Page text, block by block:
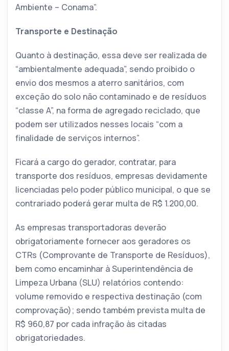
Ambiente – Conama”.
Transporte e Destinação
Quanto à destinação, essa deve ser realizada de
“ambientalmente adequada”, sendo proibido o
envio dos mesmos a aterro sanitários, com
exceção do solo não contaminado e de resíduos
“classe A”, na forma de agregado reciclado, que
podem ser utilizados nesses locais “com a
finalidade de serviços internos”.
Ficará a cargo do gerador, contratar, para
transporte dos resíduos, empresas devidamente
licenciadas pelo poder público municipal, o que se
contrariado poderá gerar multa de R$ 1.200,00.
As empresas transportadoras deverão
obrigatoriamente fornecer aos geradores os
CTRs (Comprovante de Transporte de Resíduos),
bem como encaminhar à Superintendência de
Limpeza Urbana (SLU) relatórios contendo:
volume removido e respectiva destinação (com
comprovação); sendo também prevista multa de
R$ 960,87 por cada infração às citadas
obrigatoriedades.